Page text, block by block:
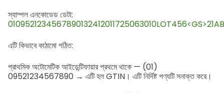
স্যাম্পল এনকোডেড ডেটা:
এটি কিভাবে কাঠামো গঠিত:
প্রাথমিক অটোমেটিক আইডেন্টিফায়ার প্রথমে থাকে — (01)
09521234567890 → এটি হল GTIN। এটি নির্দিষ্ট পণ্যটি সনাক্ত করে।